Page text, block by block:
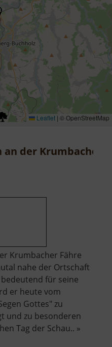
Leaflet | © OpenStreetMap
an der Krumbacher
Krumbacher Fähre
nahe der Ortschaft
für seine
er heute vom
Gottes" zu
und zu besonderen
Tag der Schau.. »